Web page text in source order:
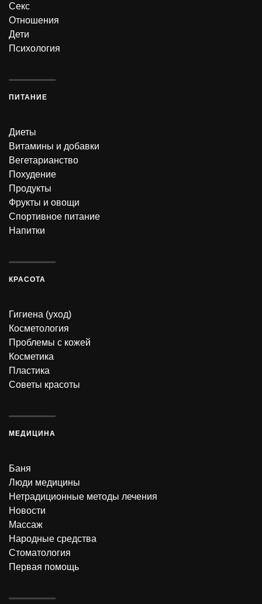
Секс
Отношения
Дети
Психология
ПИТАНИЕ
Диеты
Витамины и добавки
Вегетарианство
Похудение
Продукты
Фрукты и овощи
Спортивное питание
Напитки
КРАСОТА
Гигиена (уход)
Косметология
Проблемы с кожей
Косметика
Пластика
Советы красоты
МЕДИЦИНА
Баня
Люди медицины
Нетрадиционные методы лечения
Новости
Массаж
Народные средства
Стоматология
Первая помощь